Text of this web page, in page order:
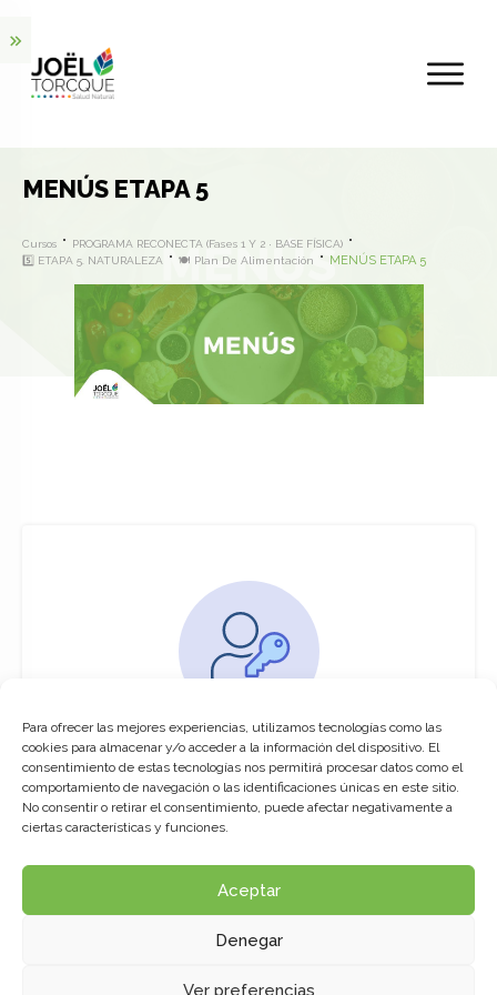
Para ofrecer las mejores experiencias, utilizamos tecnologías como las
cookies para almacenar y/o acceder a la información del dispositivo. El
consentimiento de estas tecnologías nos permitirá procesar datos como el
comportamiento de navegación o las identificaciones únicas en este sitio.
No consentir o retirar el consentimiento, puede afectar negativamente a
ciertas características y funciones.
Aceptar
Denegar
Ver preferencias
MENÚS ETAPA 5
Cursos
PROGRAMA RECONECTA (Fases 1 Y 2 · BASE FÍSICA)
5️⃣ ETAPA 5. NATURALEZA
🍽️ Plan De Alimentación MENÚS ETAPA 5
You must be logged in to access this
course
This course is only available for registered
Click here to login